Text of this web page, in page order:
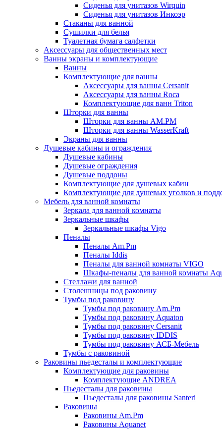
Сиденья для унитазов Wirquin
Сиденья для унитазов Инкоэр
Стаканы для ванной
Сушилки для белья
Туалетная бумага салфетки
Аксессуары для общественных мест
Ванны экраны и комплектующие
Ванны
Комплектующие для ванны
Аксессуары для ванны Cersanit
Аксессуары для ванны Roca
Комплектующие для ванн Triton
Шторки для ванны
Шторки для ванны AM.PM
Шторки для ванны WasserKraft
Экраны для ванны
Душевые кабины и ограждения
Душевые кабины
Душевые ограждения
Душевые поддоны
Комплектующие для душевых кабин
Комплектующие для душевых уголков и
Мебель для ванной комнаты
Зеркала для ванной комнаты
Зеркальные шкафы
Зеркальные шкафы Vigo
Пеналы
Пеналы Am.Pm
Пеналы Iddis
Пеналы для ванной комнаты VIGO
Шкафы-пеналы для ванной комнаты
Стеллажи для ванной
Столешницы под раковину
Тумбы под раковину
Тумбы под раковину Am.Pm
Тумбы под раковину Aquaton
Тумбы под раковину Cersanit
Тумбы под раковину IDDIS
Тумбы под раковину АСБ-Мебель
Тумбы с раковиной
Раковины пьедесталы и комплектующие
Комплектующие для раковины
Комплектующие ANDREA
Пьедесталы для раковины
Пьедесталы для раковины Santeri
Раковины
Раковины Am.Pm
Раковины Aquanet